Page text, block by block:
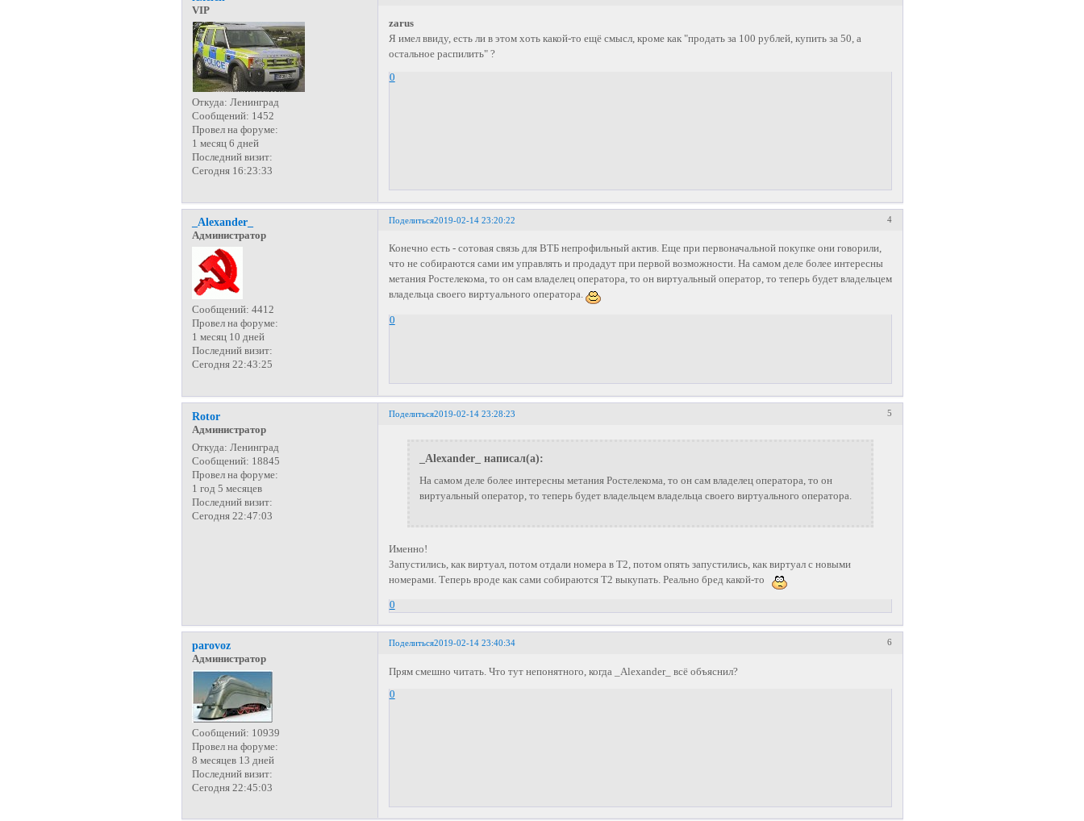
VIP
Откуда: Ленинград
Сообщений: 1452
Провел на форуме:
1 месяц 6 дней
Последний визит:
Сегодня 16:23:33
zarus
Я имел ввиду, есть ли в этом хоть какой-то ещё смысл, кроме как "продать за 100 рублей, купить за 50, а
остальное распилить" ?
0
Поделиться 4
2019-02-14 23:20:22
_Alexander_
Администратор
Сообщений: 4412
Провел на форуме:
1 месяц 10 дней
Последний визит:
Сегодня 22:43:25
Конечно есть - сотовая связь для ВТБ непрофильный актив. Еще при первоначальной покупке они говорили,
что не собираются сами им управлять и продадут при первой возможности. На самом деле более интересны
метания Ростелекома, то он сам владелец оператора, то он виртуальный оператор, то теперь будет владельцем
владельца своего виртуального оператора.
0
Поделиться 5
2019-02-14 23:28:23
Rotor
Администратор
Откуда: Ленинград
Сообщений: 18845
Провел на форуме:
1 год 5 месяцев
Последний визит:
Сегодня 22:47:03
_Alexander_ написал(а):
На самом деле более интересны метания Ростелекома, то он сам владелец оператора, то он
виртуальный оператор, то теперь будет владельцем владельца своего виртуального оператора.
Именно!
Запустились, как виртуал, потом отдали номера в Т2, потом опять запустились, как виртуал с новыми
номерами. Теперь вроде как сами собираются Т2 выкупать. Реально бред какой-то
0
Поделиться 6
2019-02-14 23:40:34
parovoz
Администратор
Сообщений: 10939
Провел на форуме:
8 месяцев 13 дней
Последний визит:
Сегодня 22:45:03
Прям смешно читать. Что тут непонятного, когда _Alexander_ всё объяснил?
0